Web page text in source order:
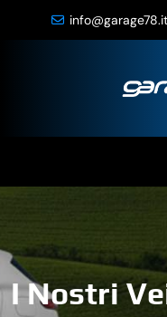
info@garage78.it
I Nostri